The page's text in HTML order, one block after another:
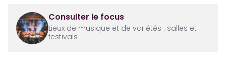
Consulter le focus
Lieux de musique et de variétés : salles et
festivals